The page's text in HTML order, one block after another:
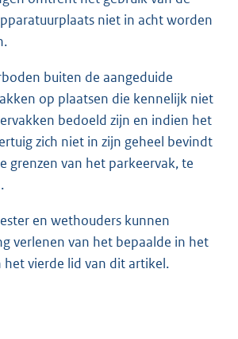
niet in acht worden
buiten de aangeduide
op plaatsen die kennelijk niet
bedoeld zijn en indien het
zich niet in zijn geheel bevindt
grenzen van het parkeervak, te
en wethouders kunnen
verlenen van het bepaalde in het
het vierde lid van dit artikel.